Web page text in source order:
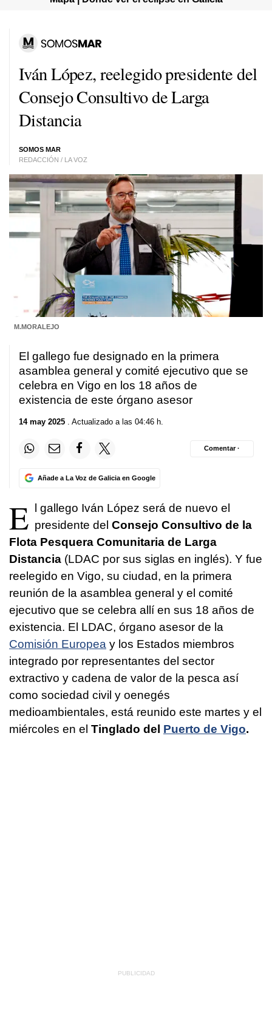
Iván López, reelegido presidente del
Consejo Consultivo de Larga
Distancia
SOMOS MAR
REDACCIÓN / LA VOZ
M.MORALEJO
El gallego fue designado en la primera
asamblea general y comité ejecutivo que se
celebra en Vigo en los 18 años de
existencia de este órgano asesor
14 may 2025 . Actualizado a las 04:46 h.
Añade a La Voz de Galicia en Google
Comentar ·
E l gallego Iván López será de nuevo el
presidente del Consejo Consultivo de la
Flota Pesquera Comunitaria de Larga
Distancia (LDAC por sus siglas en inglés). Y fue
reelegido en Vigo, su ciudad, en la primera
reunión de la asamblea general y el comité
ejecutivo que se celebra allí en sus 18 años de
existencia. El LDAC, órgano asesor de la
Comisión Europea y los Estados miembros
integrado por representantes del sector
extractivo y cadena de valor de la pesca así
como sociedad civil y oenegés
medioambientales, está reunido este martes y el
miércoles en el Tinglado del Puerto de Vigo.